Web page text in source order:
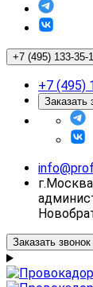
+7 (495) 133-35-
+7 (495)
Заказать
Заказать звонок